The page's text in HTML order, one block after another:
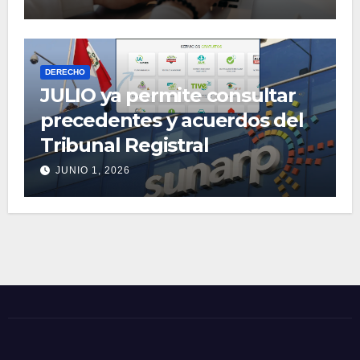
DERECHO
JULIO ya permite consultar
precedentes y acuerdos del
Tribunal Registral
JUNIO 1, 2026